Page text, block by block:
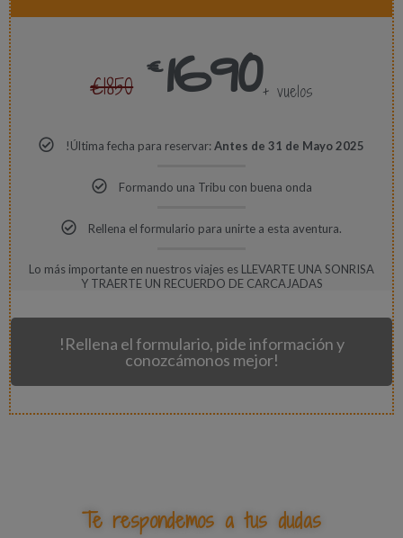
€1850
€1690+ vuelos
!Última fecha para reservar:Antes de 31 de Mayo 2025
Formando una Tribu con buena onda
Rellena el formulario para unirte a esta aventura.
Lo más importante en nuestros viajes es LLEVARTE UNA SONRISA
Y TRAERTE UN RECUERDO DE CARCAJADAS
!Rellena el formulario, pide información y
conozcámonos mejor!
Te respondemos a tus dudas